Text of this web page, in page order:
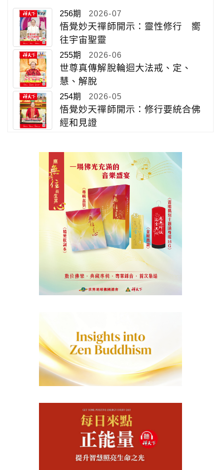
256期 2026-07
悟覺妙天禪師開示：靈性修行 嚮
往宇宙聖靈
255期 2026-06
世尊真傳解脫輪迴大法戒、定、
慧、解脫
254期 2026-05
悟覺妙天禪師開示：修行要統合佛
經和見證